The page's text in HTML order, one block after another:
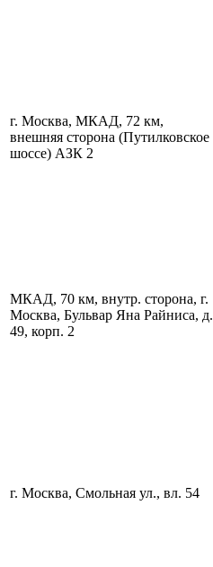
г. Москва, МКАД, 72 км,
внешняя сторона (Путилковское
шоссе) АЗК 2
МКАД, 70 км, внутр. сторона, г.
Москва, Бульвар Яна Райниса, д.
49, корп. 2
г. Москва, Смольная ул., вл. 54